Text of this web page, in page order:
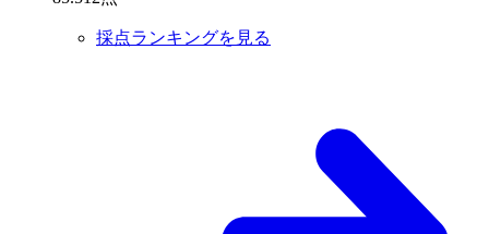
採点ランキングを見る